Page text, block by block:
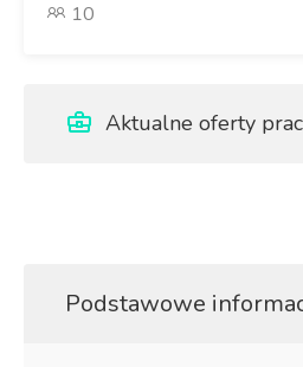
10
Aktualne oferty
Podstawowe